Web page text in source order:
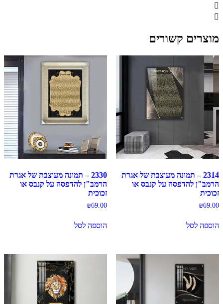
מוצרים קשורים
2314 – תמונה מעוצבת של אגרת
הרמב"ן להדפסה על קנבס או
זכוכית
₪69.00
הוספה לסל
2330 – תמונה מעוצבת של אגרת
הרמב"ן להדפסה על קנבס או
זכוכית
₪69.00
הוספה לסל